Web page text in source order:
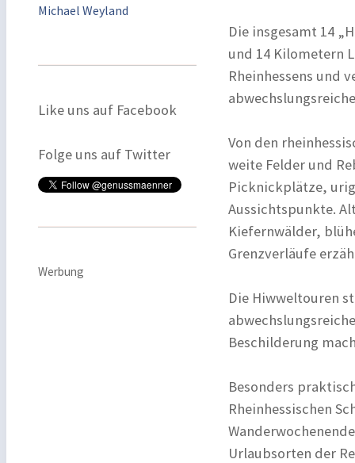
Michael Weyland
Like uns auf Facebook
Folge uns auf Twitter
Werbung
Die insgesamt 14
und 14 Kilometern
Rheinhessens und
Von den
weite Felder und
Picknickplätze,
Aussichtspunkte.
Kiefernwälder,
Grenzverläufe
Die Hiwweltouren
Beschilderung
Besonders
Rheinhessischen
Urlaubsorten der